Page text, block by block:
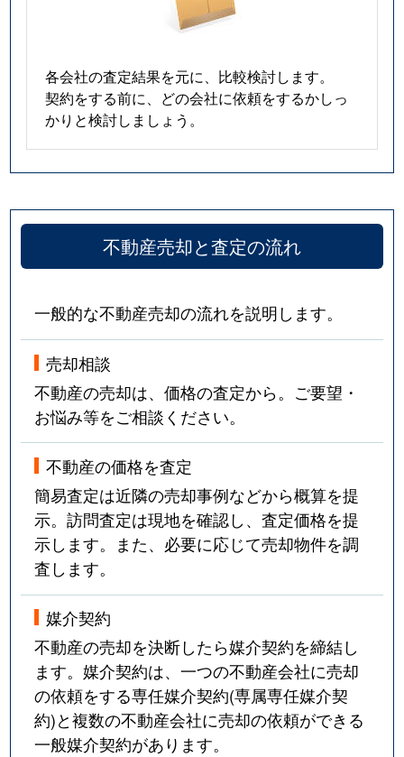
各会社の査定結果を元に、比較検討します。
契約をする前に、どの会社に依頼をするかしっ
かりと検討しましょう。
不動産売却と査定の流れ
一般的な不動産売却の流れを説明します。
売却相談
不動産の売却は、価格の査定から。ご要望・
お悩み等をご相談ください。
不動産の価格を査定
簡易査定は近隣の売却事例などから概算を提
示。訪問査定は現地を確認し、査定価格を提
示します。また、必要に応じて売却物件を調
査します。
媒介契約
不動産の売却を決断したら媒介契約を締結し
ます。媒介契約は、一つの不動産会社に売却
の依頼をする専任媒介契約(専属専任媒介契
約)と複数の不動産会社に売却の依頼ができる
一般媒介契約があります。